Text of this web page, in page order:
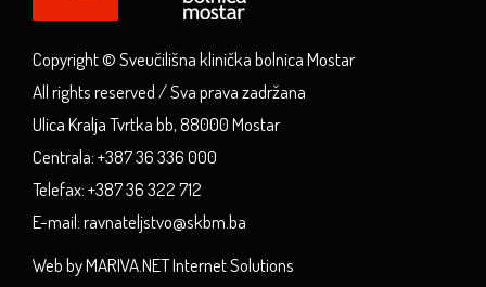
Copyright © Sveučilišna klinička bolnica Mostar
All rights reserved / Sva prava zadržana
Ulica Kralja Tvrtka bb, 88000 Mostar
Centrala: +387 36 336 000
Telefax: +387 36 322 712
E-mail: ravnateljstvo@skbm.ba
Web by MARIVA.NET Internet Solutions